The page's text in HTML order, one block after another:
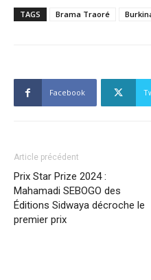
TAGS Brama Traoré
Facebook
Article précédent
Prix Star Prize 2024 :
Mahamadi SEBOGO des
Éditions Sidwaya décroche le
premier prix